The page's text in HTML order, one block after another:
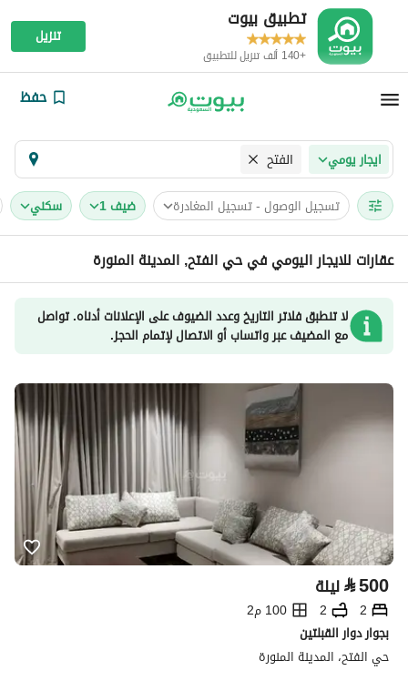
تطبيق بيوت
+140 ألف تنزيل للتطبيق
تنزيل
حفظ
ايجار يومي الفتح
تسجيل الوصول - تسجيل المغادرة ضيف 1 سكني
عقارات للايجار اليومي في حي الفتح, المدينة المنورة
لا تنطبق فلاتر التاريخ وعدد الضيوف على الإعلانات أدناه. تواصل
مع المضيف عبر واتساب أو الاتصال لإتمام الحجز.
⃁500 ليلة
2
2
100 م2
بجوار دوار القبلتين
حي الفتح، المدينة المنورة